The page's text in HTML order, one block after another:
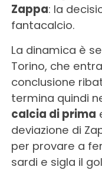
Zappa: la
fantacalcio.
La dinamica è
Torino, che
conclusione
termina quindi
calcia di prima
deviazione di
per provare a
sardi e sigla il